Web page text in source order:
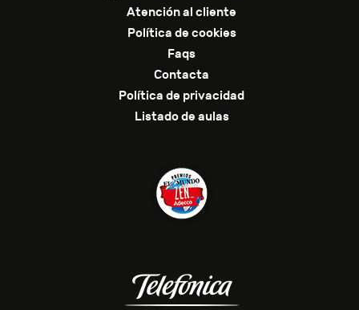
Atención al cliente
Política de cookies
Faqs
Contacta
Política de privacidad
Listado de aulas